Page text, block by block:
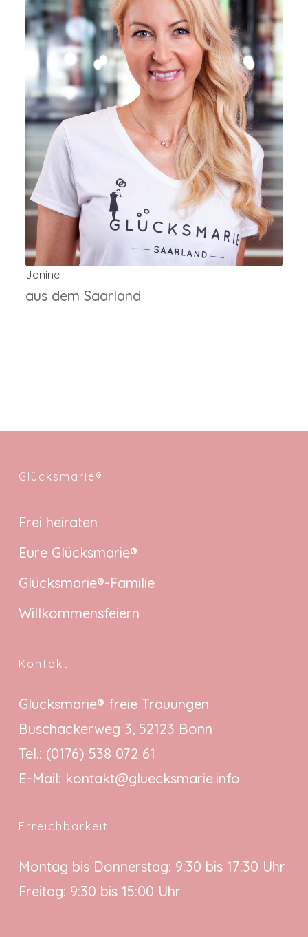
Janine
aus dem Saarland
Glücksmarie®
Frei heiraten
Eure Glücksmarie®
Glücksmarie®-Familie
Willkommensfeiern
Kontakt
Glücksmarie® freie Trauungen
Buschackerweg 3, 52123 Bonn
Tel.: (0176) 538 072 61
E-Mail: kontakt@gluecksmarie.info
Erreichbarkeit
Montag bis Donnerstag: 9:30 bis 17:30 Uhr
Freitag: 9:30 bis 15:00 Uhr